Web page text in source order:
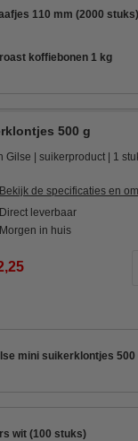
110 mm (2000 stuks)
koffiebonen 1 kg
500 g
Gilse suikerproduct 1
Bekijk de specificaties en
Direct leverbaar
Morgen in huis
mini suikerklontjes 500
wit (100 stuks)